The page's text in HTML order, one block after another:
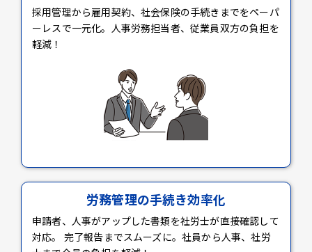
採用管理から雇用契約、社会保険の手続きまでをペーパ
ーレスで一元化。人事労務担当者、従業員双方の負担を
軽減！
労務管理の手続き効率化
申請者、人事がアップした書類を社労士が直接確認して
対応。 完了報告までスムーズに。社員から人事、社労